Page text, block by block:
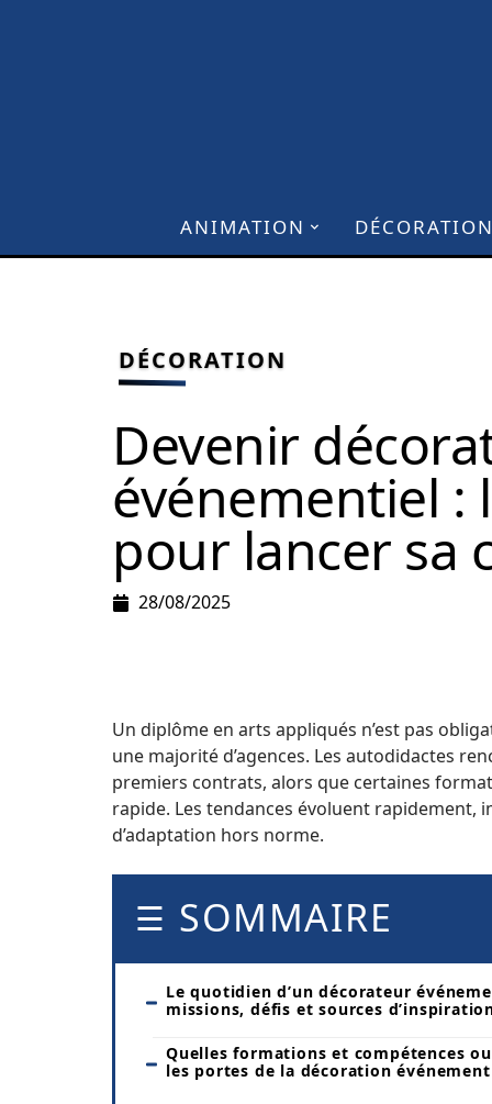
ANIMATION
DÉCORATION
Devenir
événementiel :
pour lancer sa
28/08/2025
Un diplôme en arts appliqués n’est pas
une majorité d’agences. Les autodidactes
premiers contrats, alors que certaines
rapide. Les tendances évoluent rapidement,
d’adaptation hors norme.
SOMMAIRE
Le quotidien d’un décorateur
missions, défis et sources
Quelles formations et compétences
les portes de la décoration